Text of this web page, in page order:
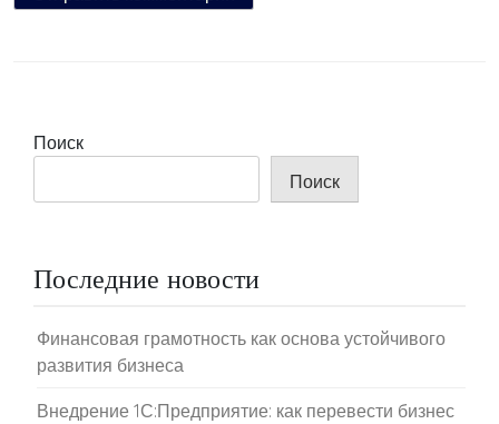
Поиск
Поиск
Последние новости
Финансовая грамотность как основа устойчивого
развития бизнеса
Внедрение 1С:Предприятие: как перевести бизнес